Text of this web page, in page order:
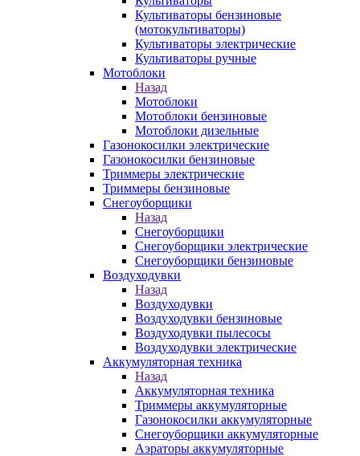
Культиваторы бензиновые
(мотокультиваторы)
Культиваторы электрические
Культиваторы ручные
Мотоблоки
Назад
Мотоблоки
Мотоблоки бензиновые
Мотоблоки дизельные
Газонокосилки электрические
Газонокосилки бензиновые
Триммеры электрические
Триммеры бензиновые
Снегоуборщики
Назад
Снегоуборщики
Снегоуборщики электрические
Снегоуборщики бензиновые
Воздуходувки
Назад
Воздуходувки
Воздуходувки бензиновые
Воздуходувки пылесосы
Воздуходувки электрические
Аккумуляторная техника
Назад
Аккумуляторная техника
Триммеры аккумуляторные
Газонокосилки аккумуляторные
Снегоуборщики аккумуляторные
Аэраторы аккумуляторные